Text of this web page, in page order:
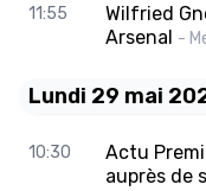
11:55
Wilfried
Arsenal -
Lundi 29 mai
10:30
Actu
auprès de